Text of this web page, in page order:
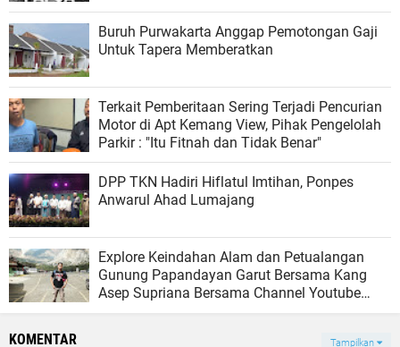
Buruh Purwakarta Anggap Pemotongan Gaji
Untuk Tapera Memberatkan
Terkait Pemberitaan Sering Terjadi Pencurian
Motor di Apt Kemang View, Pihak Pengelolah
Parkir : "Itu Fitnah dan Tidak Benar"
DPP TKN Hadiri Hiflatul Imtihan, Ponpes
Anwarul Ahad Lumajang
Explore Keindahan Alam dan Petualangan
Gunung Papandayan Garut Bersama Kang
Asep Supriana Bersama Channel Youtube
KOMENTAR
Tampilkan